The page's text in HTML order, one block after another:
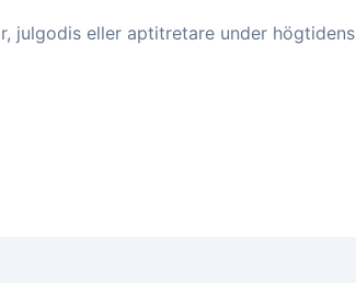
julgodis eller aptitretare under högtidens